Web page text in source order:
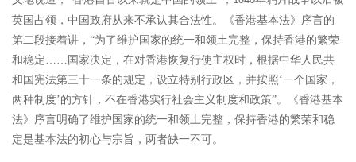
英国占领，中国政府从来不承认其合法性。《香港基本法》序言的
第二段接着讲，“为了维护国家的统一和领土完整，保持香港的繁荣
和稳定……国家决定，在对香港恢复行使主权时，根据中华人民共
和国宪法第三十一条的规定，设立特别行政区，并按照‘一个国家，
两种制度’的方针，不在香港实行社会主义制度和政策”。《香港基本
法》序言明确了维护国家的统一和领土完整，保持香港的繁荣和稳
定是基本法的初心与宗旨，两者缺一不可。